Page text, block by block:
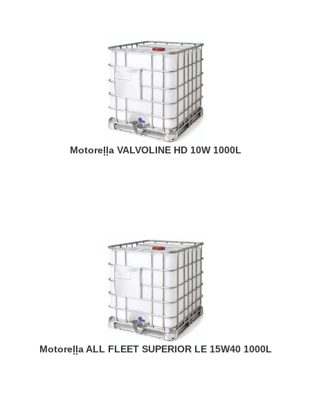
Motoreļļa VALVOLINE HD 10W 1000L
Motoreļļa ALL FLEET SUPERIOR LE 15W40 1000L